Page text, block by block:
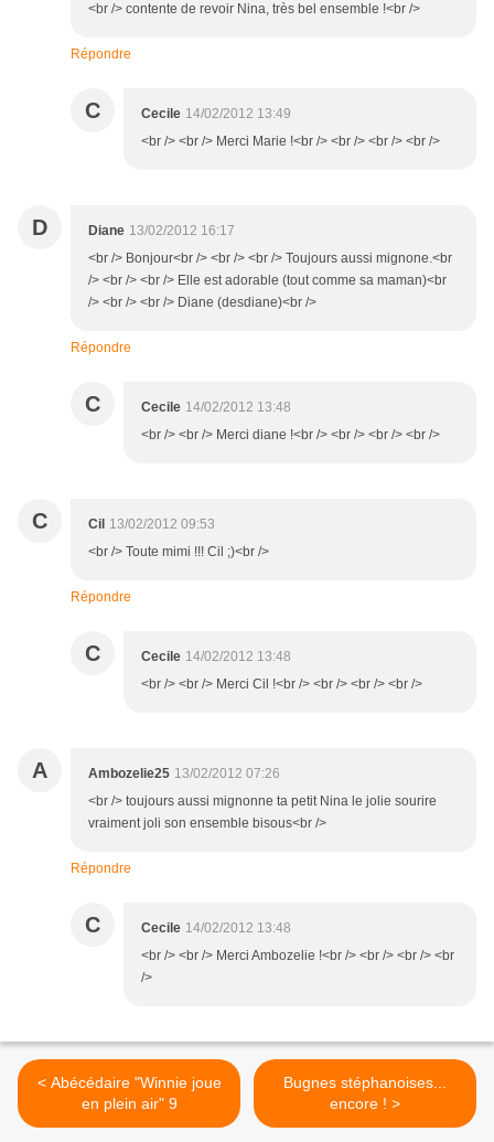
<br /> contente de revoir Nina, très bel ensemble !<br />
Répondre
C Cecile 14/02/2012 13:49
<br /> <br /> Merci Marie !<br /> <br /> <br /> <br />
D Diane 13/02/2012 16:17
<br /> Bonjour<br /> <br /> <br /> Toujours aussi mignone.<br
/> <br /> <br /> Elle est adorable (tout comme sa maman)<br
/> <br /> <br /> Diane (desdiane)<br />
Répondre
C Cecile 14/02/2012 13:48
<br /> <br /> Merci diane !<br /> <br /> <br /> <br />
C Cil 13/02/2012 09:53
<br /> Toute mimi !!! Cil ;)<br />
Répondre
C Cecile 14/02/2012 13:48
<br /> <br /> Merci Cil !<br /> <br /> <br /> <br />
A Ambozelie25 13/02/2012 07:26
<br /> toujours aussi mignonne ta petit Nina le jolie sourire
vraiment joli son ensemble bisous<br />
Répondre
C Cecile 14/02/2012 13:48
<br /> <br /> Merci Ambozelie !<br /> <br /> <br /> <br
/>
< Abécédaire "Winnie joue
en plein air" 9
Bugnes stéphanoises...
encore ! >